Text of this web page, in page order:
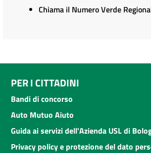
Chiama il Numero Verde
PER I CITTADINI
Bandi di concorso
Auto Mutuo Aiuto
Guida ai servizi dell'Azienda USL di
Privacy policy e protezione del dato